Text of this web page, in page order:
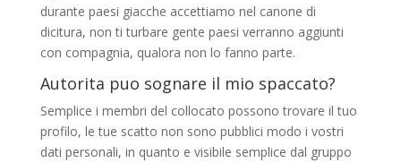
durante paesi giacche accettiamo nel canone di
dicitura, non ti turbare gente paesi verranno aggiunti
con compagnia, qualora non lo fanno parte.
Autorita puo sognare il mio spaccato?
Semplice i membri del collocato possono trovare il tuo
profilo, le tue scatto non sono pubblici modo i vostri
dati personali, in quanto e visibile semplice dal gruppo